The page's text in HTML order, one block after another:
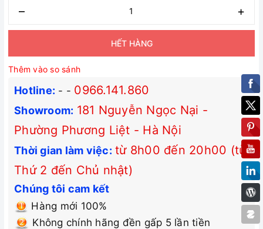
– +
HẾT HÀNG
Thêm vào so sánh
Hotline: - - 0966.141.860
Showroom: 181 Nguyễn Ngọc Nại -
Phường Phương Liệt - Hà Nội
Thời gian làm việc: từ 8h00 đến 20h00 (từ
Thứ 2 đến Chủ nhật)
Chúng tôi cam kết
Hàng mới 100%
Không chính hãng đền gấp 5 lần tiền